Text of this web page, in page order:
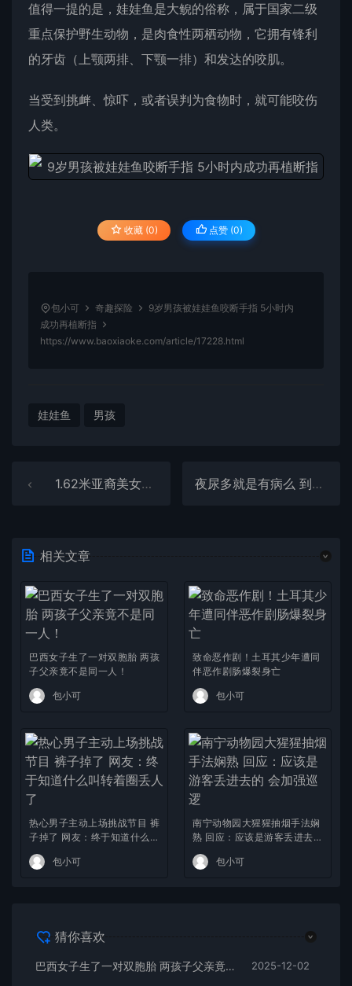
值得一提的是，娃娃鱼是大鲵的俗称，属于国家二级
重点保护野生动物，是肉食性两栖动物，它拥有锋利
的牙齿（上颚两排、下颚一排）和发达的咬肌。
当受到挑衅、惊吓，或者误判为食物时，就可能咬伤
人类。
收藏 (0) 点赞 (0)
包小可 奇趣探险
9岁男孩被娃娃鱼咬断手指 5小时内
成功再植断指
https://www.baoxiaoke.com/article/17228.html
娃娃鱼 男孩
1.62米亚裔美女嫁给1.2米印度裔丈夫 网友质疑结婚照是“AI” 新娘反驳 夜尿多就是有病么 到底起夜几次才算正常
相关文章
巴西女子生了一对双胞胎 两孩
子父亲竟不是同一人！
包小可
致命恶作剧！土耳其少年遭同
伴恶作剧肠爆裂身亡
包小可
热心男子主动上场挑战节目 裤
子掉了 网友：终于知道什么叫
转着圈丢人了
包小可
南宁动物园大猩猩抽烟手法娴
熟 回应：应该是游客丢进去的
会加强巡逻
包小可
猜你喜欢
巴西女子生了一对双胞胎 两孩子父亲竟不是同一人！ 2025-12-02